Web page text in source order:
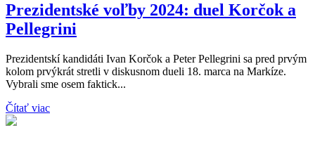
Prezidentské voľby 2024: duel Korčok a
Pellegrini
Prezidentskí kandidáti Ivan Korčok a Peter Pellegrini sa pred prvým
kolom prvýkrát stretli v diskusnom dueli 18. marca na Markíze.
Vybrali sme osem faktick...
Čítať viac